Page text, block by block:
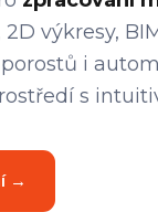
výkresy,
i
s
→